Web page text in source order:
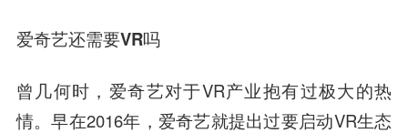
爱奇艺还需要VR吗
曾几何时，爱奇艺对于VR产业抱有过极大的热
情。早在2016年，爱奇艺就提出过要启动VR生态